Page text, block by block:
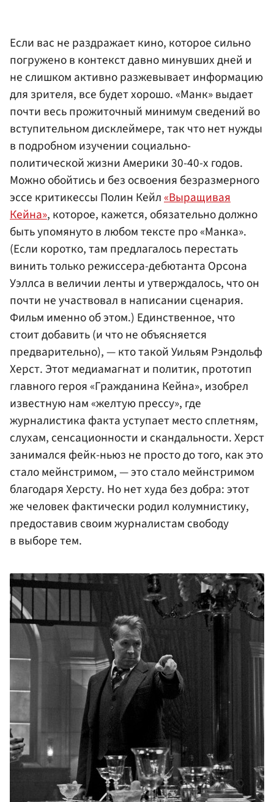
Если вас не раздражает кино, которое сильно
погружено в контекст давно минувших дней и
не слишком активно разжевывает информацию
для зрителя, все будет хорошо. «Манк» выдает
почти весь прожиточный минимум сведений во
вступительном дисклеймере, так что нет нужды
в подробном изучении социально-
политической жизни Америки 30-40-х годов.
Можно обойтись и без освоения безразмерного
эссе критикессы Полин Кейл«Выращивая
Кейна», которое, кажется, обязательно должно
быть упомянуто в любом тексте про «Манка».
(Если коротко, там предлагалось перестать
винить только режиссера-дебютанта Орсона
Уэллса в величии ленты и утверждалось, что он
почти не участвовал в написании сценария.
Фильм именно об этом.) Единственное, что
стоит добавить (и что не объясняется
предварительно), — кто такой Уильям Рэндольф
Херст. Этот медиамагнат и политик, прототип
главного героя «Гражданина Кейна», изобрел
известную нам «желтую прессу», где
журналистика факта уступает место сплетням,
слухам, сенсационности и скандальности. Херст
занимался фейк-ньюз не просто до того, как это
стало мейнстримом, — это стало мейнстримом
благодаря Херсту. Но нет худа без добра: этот
же человек фактически родил колумнистику,
предоставив своим журналистам свободу
в выборе тем.